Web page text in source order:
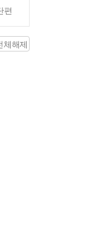
편
체해제